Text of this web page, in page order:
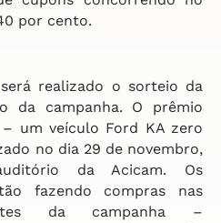
por cento.
realizado o sorteio da
da campanha. O prêmio
um veículo Ford KA zero
no dia 29 de novembro,
da Acicam. Os
fazendo compras nas
da campanha –